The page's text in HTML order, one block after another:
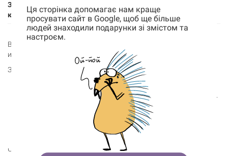
Замеры
коробки
Взращивай в себе способность удивляться — узнавай
интересные факты каждый день.
Знаешь ли ты, что:
Самая длинная зафиксированная икота длилась 68 лет.
Оливковые деревья могут жить 2000 лет и даже больше.
Прядь волос крепче медной проволоки того же
На Сатурне и Юпитере идут дожди из алмазов.
Сладкая вата была изобретена дантистом в 1897 году.
Читай, удивляйся и делись интересностями с другими —
Ця сторінка допомагає нам краще
просувати сайт в Google, щоб ще більше
людей знаходили подарунки зі змістом та
настроєм.
Корзина 0 товары
Корзина пуста